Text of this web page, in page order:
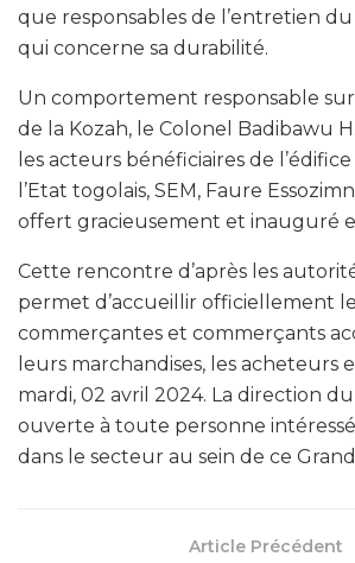
que responsables de l’entretien
qui concerne sa durabilité.
Un comportement responsable
de la Kozah, le Colonel Badibawu
les acteurs bénéficiaires de
l’Etat togolais, SEM, Faure
offert gracieusement et inauguré
Cette rencontre d’après les
permet d’accueillir officiellement
commerçantes et commerçants
leurs marchandises, les acheteurs
mardi, 02 avril 2024. La direction
ouverte à toute personne
dans le secteur au sein de ce
Article Précédent